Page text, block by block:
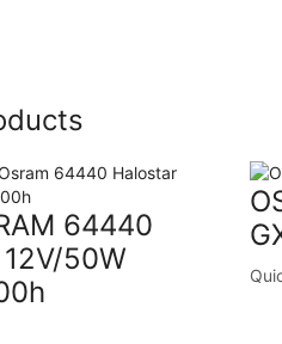
64440
12V/50W